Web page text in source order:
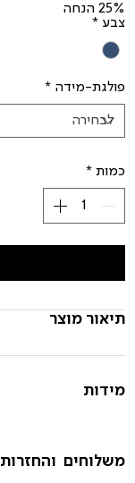
25% הנחה
צבע *
פולגת-מידה *
כמות *
תיאור מוצר
מידות
משלוחים והחזרות